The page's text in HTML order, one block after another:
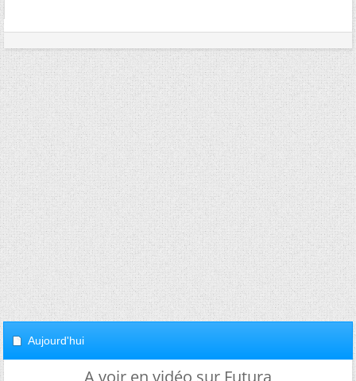
Aujourd'hui
A voir en vidéo sur Futura